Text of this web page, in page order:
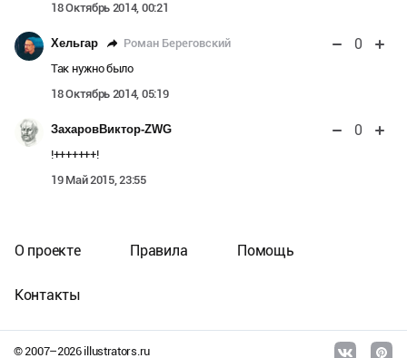
18 Октябрь 2014, 00:21
Хельгар Роман Береговский 0
Так нужно было
18 Октябрь 2014, 05:19
ЗахаровВиктор-ZWG 0
!+++++++!
19 Май 2015, 23:55
© 2007–2026illustrators.ru
О проекте Правила Помощь
Контакты